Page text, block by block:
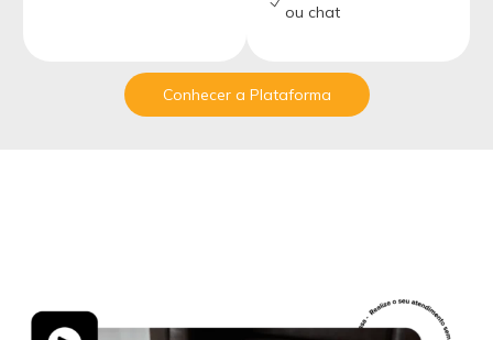
ou chat
Conhecer a Plataforma